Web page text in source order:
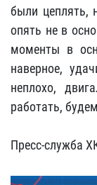
были цеплять,
опять не в
моменты в
наверное,
неплохо,
работать,
Пресс-служба